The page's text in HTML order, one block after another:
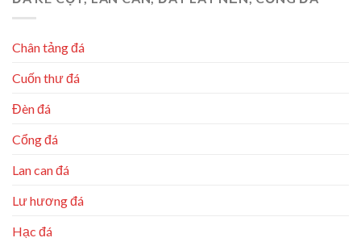
Chân tảng đá
Cuốn thư đá
Đèn đá
Cổng đá
Lan can đá
Lư hương đá
Hạc đá